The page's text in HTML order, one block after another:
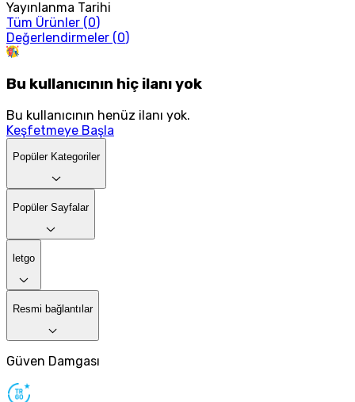
Yayınlanma Tarihi
Tüm Ürünler (0)
Değerlendirmeler (0)
Bu kullanıcının hiç ilanı yok
Bu kullanıcının henüz ilanı yok.
Keşfetmeye Başla
Popüler Kategoriler
Popüler Sayfalar
letgo
Resmi bağlantılar
Güven Damgası